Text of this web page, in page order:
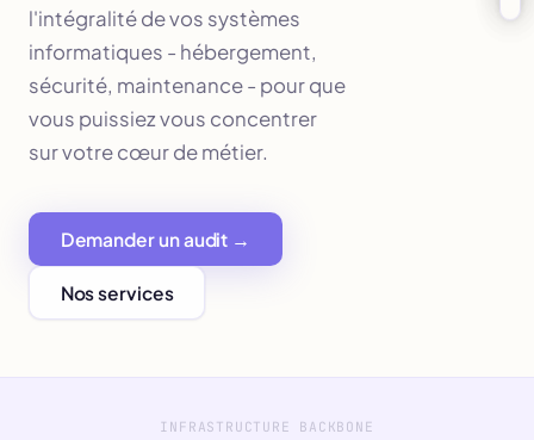
l'intégralité de vos systèmes
informatiques - hébergement,
sécurité, maintenance - pour que
vous puissiez vous concentrer
sur votre cœur de métier.
Demander un audit →
Nos services
INFRASTRUCTURE BACKBONE